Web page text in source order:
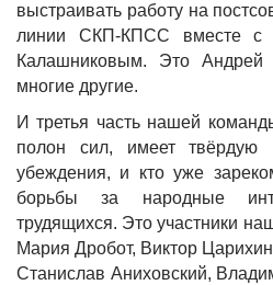
выстраивать работу на
линии СКП-КПСС вместе с
Калашниковым. Это Андрей
многие другие.
И третья часть нашей
полон сил, имеет твёрдую
убеждения, и кто уже
борьбы за народные
трудящихся. Это участники
Мария Дробот, Виктор
Станислав Аниховский,